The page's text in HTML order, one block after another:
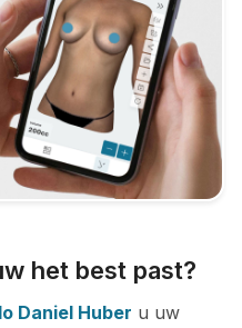
het best past?
Daniel Huber u uw